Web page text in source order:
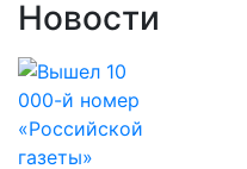
Новости